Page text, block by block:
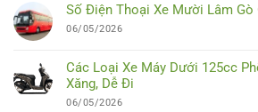
Số Điện Thoại Xe Mười Lâm Gò
06/05/2026
Các Loại Xe Máy Dưới 125cc
Xăng, Dễ Đi
06/05/2026